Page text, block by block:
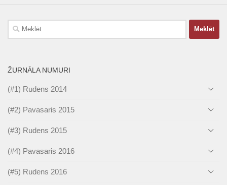
Meklēt:
ŽURNĀLA NUMURI
(#1) Rudens 2014
(#2) Pavasaris 2015
(#3) Rudens 2015
(#4) Pavasaris 2016
(#5) Rudens 2016